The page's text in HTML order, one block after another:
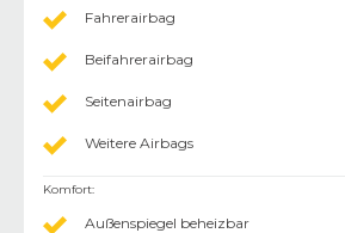
Fahrerairbag
Beifahrerairbag
Seitenairbag
Weitere Airbags
Komfort:
Außenspiegel beheizbar